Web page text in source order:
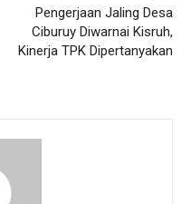
Pengerjaan Jaling Desa
Ciburuy Diwarnai Kisruh,
Kinerja TPK Dipertanyakan